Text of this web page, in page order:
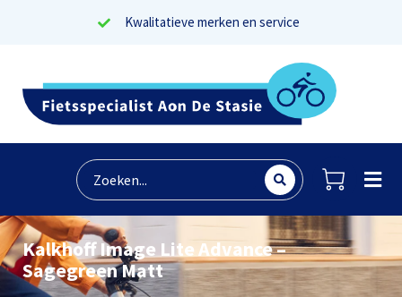
Kwalitatieve merken en service
Kalkhoff Image Lite Advance –
Sagegreen Matt